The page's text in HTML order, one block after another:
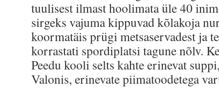
tuulisest ilmast hoolimata üle 40
sirgeks vajuma kippuvad kõlakoja
koormatäis prügi metsaservadest ja
korrastati spordiplatsi tagune nõlv.
Peedu kooli selts kahte erinevat
Valonis, erinevate piimatoodetega